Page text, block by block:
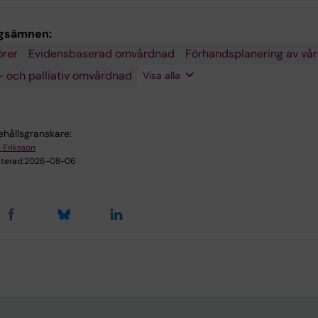
Evidensbaserad omvårdnad Förhandsplanering av
och palliativ omvårdnad
Visa alla
Eriksson
2026-08-06